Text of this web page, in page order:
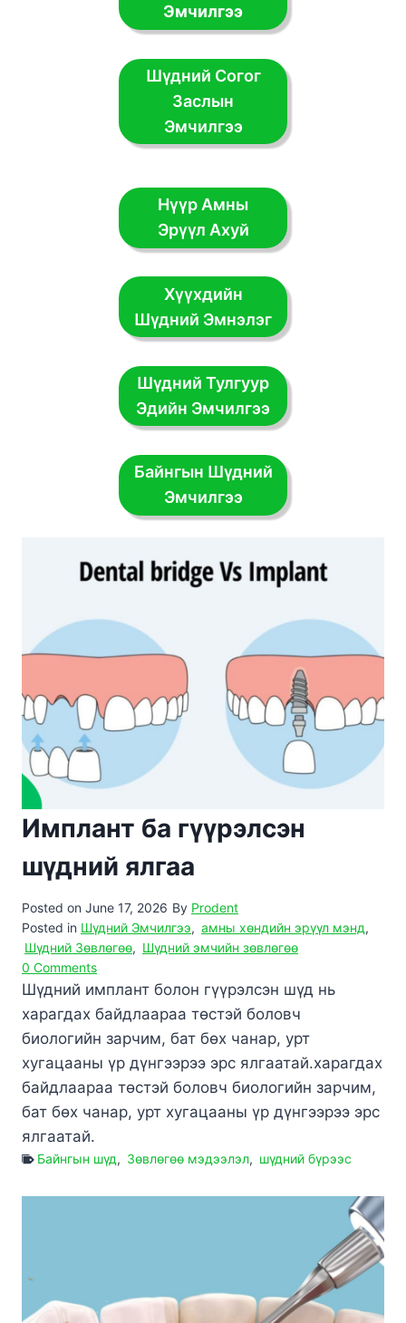
Эмчилгээ
Шүдний Согог
Заслын
Эмчилгээ
Нүүр Амны
Эрүүл Ахуй
Хүүхдийн
Шүдний Эмнэлэг
Шүдний Тулгуур
Эдийн Эмчилгээ
Байнгын Шүдний
Эмчилгээ
Имплант ба гүүрэлсэн
шүдний ялгаа
Posted on June 17, 2026 By Prodent
Posted in Шүдний Эмчилгээ, амны хөндийн эрүүл мэнд,
Шүдний Зөвлөгөө, Шүдний эмчийн зөвлөгөө
0 Comments
Шүдний имплант болон гүүрэлсэн шүд нь
харагдах байдлаараа төстэй боловч
биологийн зарчим, бат бөх чанар, урт
хугацааны үр дүнгээрээ эрс ялгаатай.харагдах
байдлаараа төстэй боловч биологийн зарчим,
бат бөх чанар, урт хугацааны үр дүнгээрээ эрс
ялгаатай.
Байнгын шүд, Зөвлөгөө мэдээлэл, шүдний бүрээс